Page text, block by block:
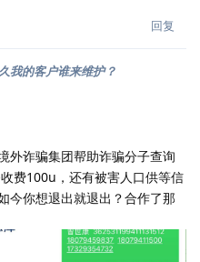
回复
我的客户谁来维护？
外诈骗集团帮助诈骗分子查询
费100u，还有被害人口供等信
今你想退出就退出？合作了那